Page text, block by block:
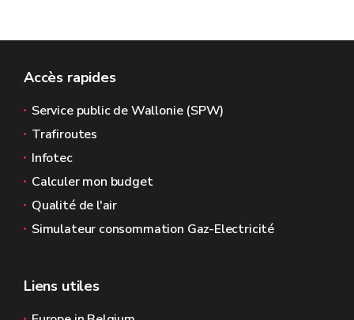
Accès rapides
Service public de Wallonie (SPW)
Trafiroutes
Infotec
Calculer mon budget
Qualité de l'air
Simulateur consommation Gaz-Electricité
Liens utiles